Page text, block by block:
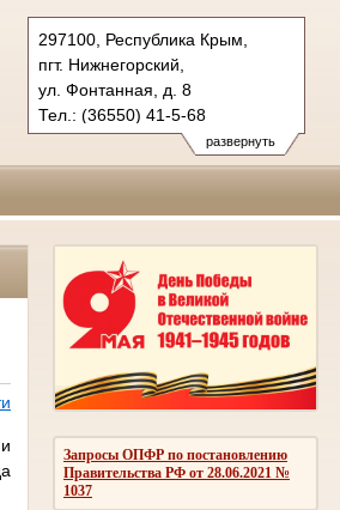
развернуть
297100, Республика Крым,
пгт. Нижнегорский,
ул. Фонтанная, д. 8
Тел.: (36550) 41-5-68
nizhnegorskiy.krm@sudrf.ru
Запросы ОПФР по постановлению
Правительства РФ от 28.06.2021 №
1037